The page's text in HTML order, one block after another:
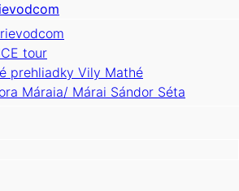
tour
prehliadky Vily Mathé
Máraia/ Márai Sándor Séta